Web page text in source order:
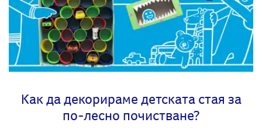
Как да декорираме детската стая за
по-лесно почистване?